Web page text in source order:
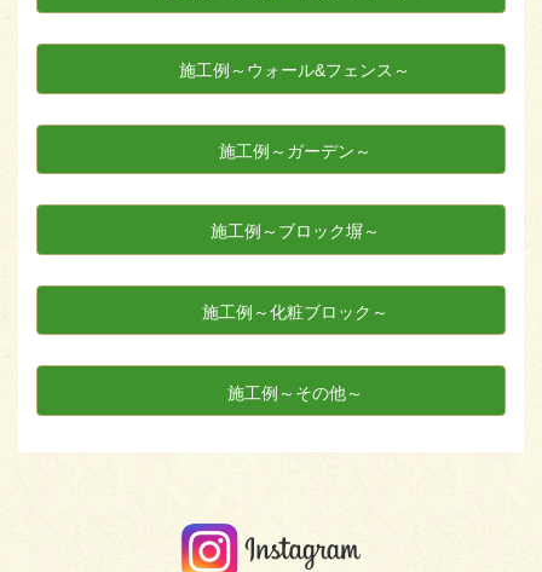
施工例～ウォール&フェンス～
施工例～ガーデン～
施工例～ブロック塀～
施工例～化粧ブロック～
施工例～その他～